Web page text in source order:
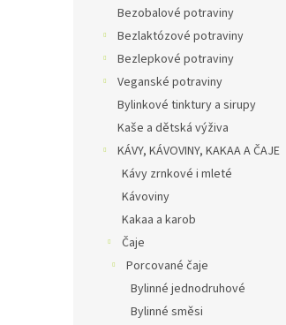
Bezobalové potraviny
Bezlaktózové potraviny
Bezlepkové potraviny
Veganské potraviny
Bylinkové tinktury a sirupy
Kaše a dětská výživa
KÁVY, KÁVOVINY, KAKAA A ČAJE
Kávy zrnkové i mleté
Kávoviny
Kakaa a karob
Čaje
Porcované čaje
Bylinné jednodruhové
Bylinné směsi